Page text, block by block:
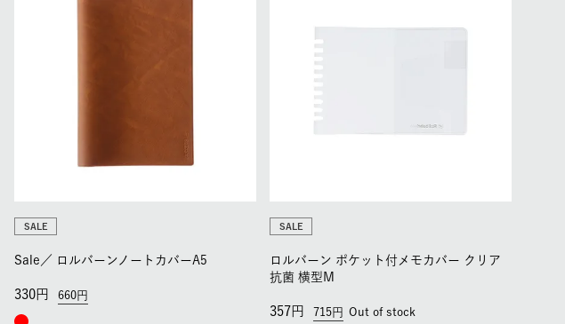
SALE
Sale／ ロルバーンノートカバーA5
660
330
SALE
ロルバーン ポケット付メモカバー クリア
抗菌 横型M
715
357 Out of stock